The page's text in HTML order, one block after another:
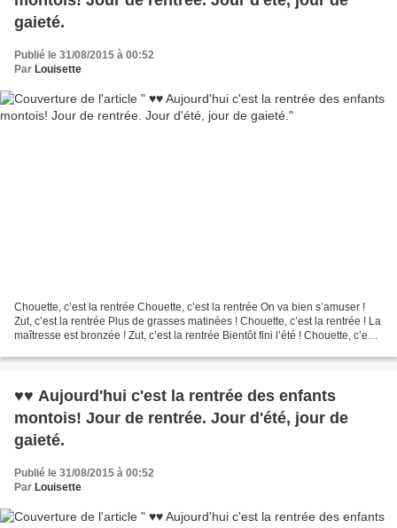
gaieté.
Publié le 31/08/2015 à 00:52
Par Louisette
Chouette, c’est la rentrée Chouette, c’est la rentrée On va bien s’amuser !
Zut, c’est la rentrée Plus de grasses matinées ! Chouette, c’est la rentrée ! La
maîtresse est bronzée ! Zut, c’est la rentrée Bientôt fini l’été ! Chouette, c’est
♥♥ Aujourd'hui c'est la rentrée des enfants
montois! Jour de rentrée. Jour d'été, jour de
gaieté.
Publié le 31/08/2015 à 00:52
Par Louisette